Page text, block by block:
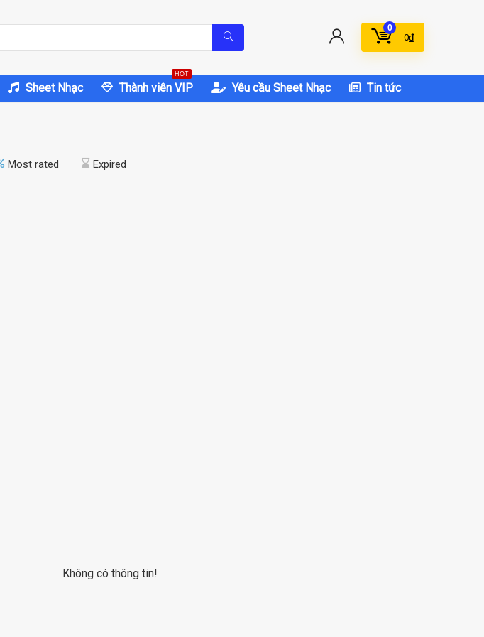
0
0₫
Sheet Nhạc Thành viên VIP
HOT
Yêu cầu Sheet Nhạc Tin tức
Most rated Expired
Không có thông tin!